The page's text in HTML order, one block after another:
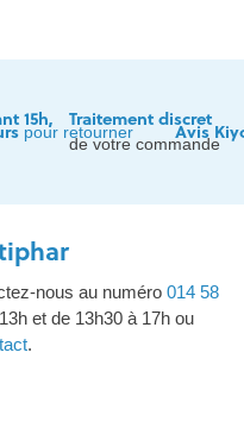
15h,
pour retourner
Traitement discret
de votre commande
Avis
nous au numéro 014 58
et de 13h30 à 17h ou
.